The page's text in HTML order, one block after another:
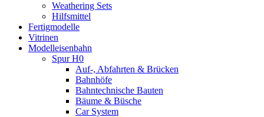
Weathering Sets
Hilfsmittel
Fertigmodelle
Vitrinen
Modelleisenbahn
Spur H0
Auf-, Abfahrten & Brücken
Bahnhöfe
Bahntechnische Bauten
Bäume & Büsche
Car System